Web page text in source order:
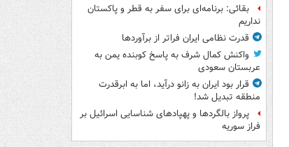
بقائی: برنامه‌ای برای سفر به قطر و پاکستان
نداریم
قدرت نظامی ایران فراتر از برآوردها
واکنش کمال شرف به پاسخ کوبنده یمن به
عربستان سعودی
قرار بود ایران به زانو درآید، اما به ابرقدرت
منطقه تبدیل شد!
پرواز بالگردها و پهپادهای شناسایی اسرائیل بر
فراز سوریه